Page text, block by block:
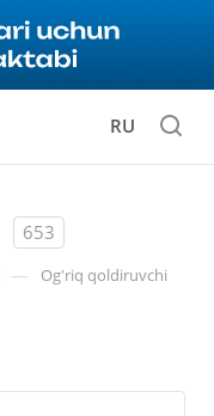
RU
653
— Og'riq qoldiruvchi